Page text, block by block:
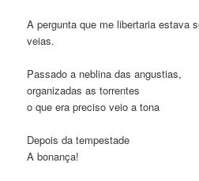
A pergunta que me libertaria estava
veias.
Passado a neblina das angustias,
organizadas as torrentes
o que era preciso veio a tona
Depois da tempestade
A bonança!